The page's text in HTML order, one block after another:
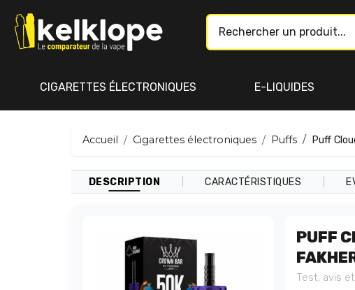
CIGARETTES ÉLECTRONIQUES E-LIQUIDES
Accueil Cigarettes électroniques Puffs Puff
DESCRIPTION CARACTÉRISTIQUES
PUFF
Test, avis